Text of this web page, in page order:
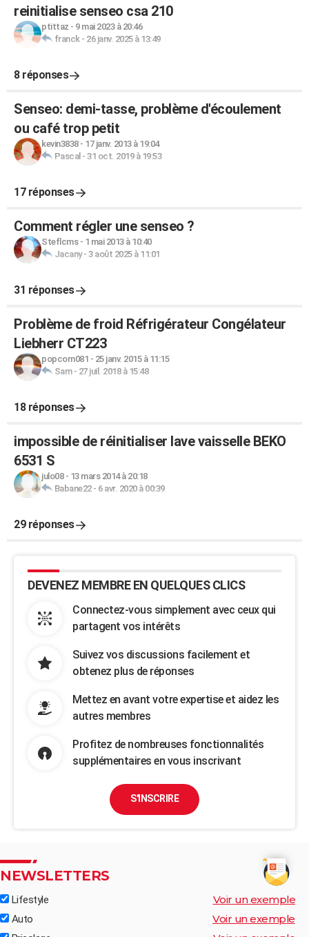
reinitialise senseo csa 210
ptittaz - 9 mai 2023 à 20:46
franck- 26 janv. 2025 à 13:49
8 réponses
Senseo: demi-tasse, problème d'écoulement
ou café trop petit
kevin3838- 17 janv. 2013 à 19:04
Pascal - 31 oct. 2019 à 19:53
17 réponses
Comment régler une senseo ?
Steflcms- 1 mai 2013 à 10:40
Jacany- 3 août 2025 à 11:01
31 réponses
Problème de froid Réfrigérateur Congélateur
Liebherr CT223
popcorn081 - 25 janv. 2015 à 11:15
Sam- 27 juil. 2018 à 15:48
18 réponses
impossible de réinitialiser lave vaisselle BEKO
6531 S
julo08- 13 mars 2014 à 20:18
Babane22- 6 avr. 2020 à 00:39
29 réponses
DEVENEZ MEMBRE EN QUELQUES CLICS
Connectez-vous simplement avec ceux qui
partagent vos intérêts
Suivez vos discussions facilement et
obtenez plus de réponses
Mettez en avant votre expertise et aidez les
autres membres
Profitez de nombreuses fonctionnalités
supplémentaires en vous inscrivant
S'INSCRIRE
NEWSLETTERS
Lifestyle Voir un exemple
Auto Voir un exemple